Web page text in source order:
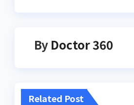
By Doctor 360
Related Post